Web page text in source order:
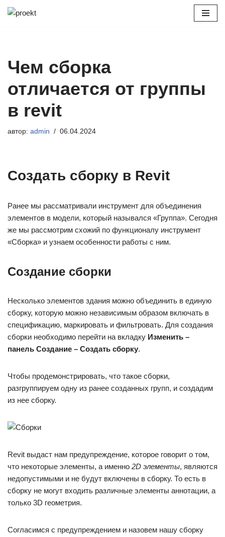
Чем сборка
отличается от группы
в revit
автор: admin 06.04.2024
Создать сборку в Revit
Ранее мы рассматривали инструмент для объединения
элементов в модели, который назывался «Группа». Сегодня
же мы рассмотрим схожий по функционалу инструмент
«Сборка» и узнаем особенности работы с ним.
Создание сборки
Несколько элементов здания можно объединить в единую
сборку, которую можно независимым образом включать в
спецификацию, маркировать и фильтровать. Для создания
сборки необходимо перейти на вкладку Изменить –
панель Создание – Создать сборку.
Чтобы продемонстрировать, что такое сборки,
разгруппируем одну из ранее созданных групп, и создадим
из нее сборку.
Revit выдаст нам предупреждение, которое говорит о том,
что некоторые элементы, а именно 2D элементы, являются
недопустимыми и не будут включены в сборку. То есть в
сборку не могут входить различные элементы аннотации, а
только 3D геометрия.
Согласимся с предупреждением и назовем нашу сборку